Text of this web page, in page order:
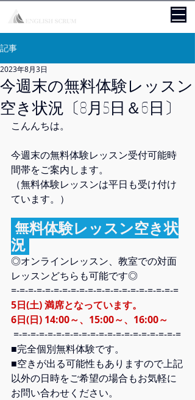
記事
今週末の無料体験レッスン
空き状況〔8月5日＆6日〕
2023年8月3日
こんんちは。
今週末の無料体験レッスン受付可能時
間帯をご案内します。
（無料体験レッスンは平日も受け付け
ています。）
況
◎オンラインレッスン、教室での対面
レッスンどちらも可能です◎
=-=-=-=-=-=-=-=-=-=-=-=-=-=-=-=-=-=-=-=
5日(土) 満席となっています。
6日(日) 14:00～、15:00～、16:00～
=-=-=-=-=-=-=-=-=-=-=-=-=-=-=-=-=-=-=-=
■完全個別無料体験です。
■空きが出る可能性もありますので上記
以外の日時をご希望の場合もお気軽に
お問い合わせください。